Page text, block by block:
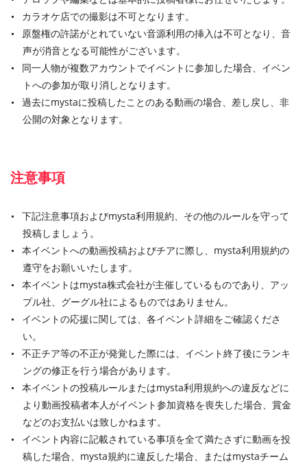
カラオケ店での撮影は不可となります。
原盤権の許諾がとれていない音源利用の挿入は不可となり、音
声が消音となる可能性がございます。
同一人物が複数アカウントでイベントに参加した場合、イベン
トへの参加が取り消しとなります。
過去にmystaに投稿したことのある動画の場合、差し戻し、非
公開の対象となります。
注意事項
下記注意事項およびmysta利用規約、その他のルールを守って
投稿しましょう。
本イベントへの動画投稿およびチアに際し、mysta利用規約の
遵守をお願いいたします。
本イベントはmysta株式会社が主催しているものであり、アッ
プル社、グーグル社によるものではありません。
イベントの応援に関しては、各イベント詳細をご確認くださ
い。
不正チア等の不正が発覚した際には、イベント終了後にランキ
ングの修正を行う場合があります。
本イベントの投稿ルールまたはmysta利用規約への違反などに
より動画投稿者本人がイベント参加資格を喪失した場合、賞金
などのお支払いは致しかねます。
イベント内容に記載されている事項を全て満たさずに動画を投
稿した場合、mysta規約に違反した場合、またはmystaチーム